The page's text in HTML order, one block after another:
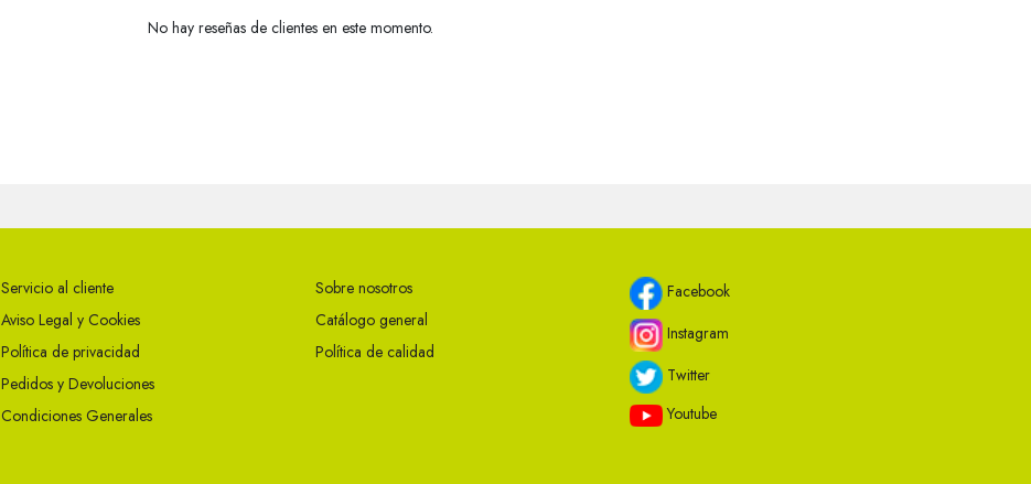
No hay reseñas de clientes en este momento.
Servicio al cliente
Aviso Legal y Cookies
Política de privacidad
Pedidos y Devoluciones
Condiciones Generales
Sobre nosotros
Catálogo general
Política de calidad
Facebook
Instagram
Twitter
Youtube